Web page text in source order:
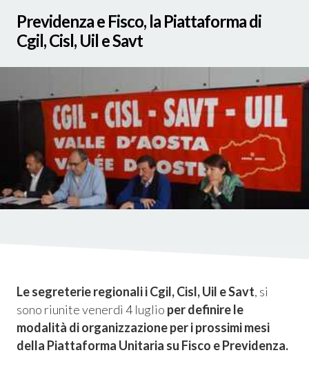
Previdenza e Fisco, la Piattaforma di
Cgil, Cisl, Uil e Savt
Le segreterie regionali i Cgil, Cisl, Uil e Savt, si
sono riunite venerdì 4 luglio per definire le
modalità di organizzazione per i prossimi mesi
della Piattaforma Unitaria su Fisco e Previdenza.
INCA